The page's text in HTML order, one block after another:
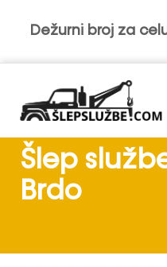
Dežurni broj za
Šlep
Brdo